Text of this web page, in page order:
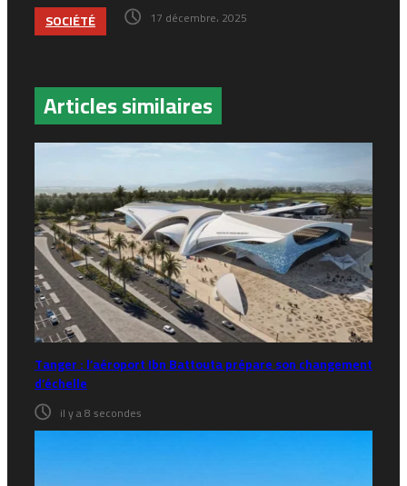
SOCIÉTÉ 17 décembre، 2025
Articles similaires
Tanger : l’aéroport Ibn Battouta prépare son changement
d’échelle
il y a 8 secondes